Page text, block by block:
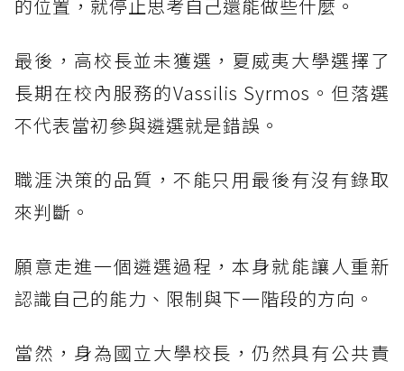
的位置，就停止思考自己還能做些什麼。
最後，高校長並未獲選，夏威夷大學選擇了
長期在校內服務的Vassilis Syrmos。但落選
不代表當初參與遴選就是錯誤。
職涯決策的品質，不能只用最後有沒有錄取
來判斷。
願意走進一個遴選過程，本身就能讓人重新
認識自己的能力、限制與下一階段的方向。
當然，身為國立大學校長，仍然具有公共責